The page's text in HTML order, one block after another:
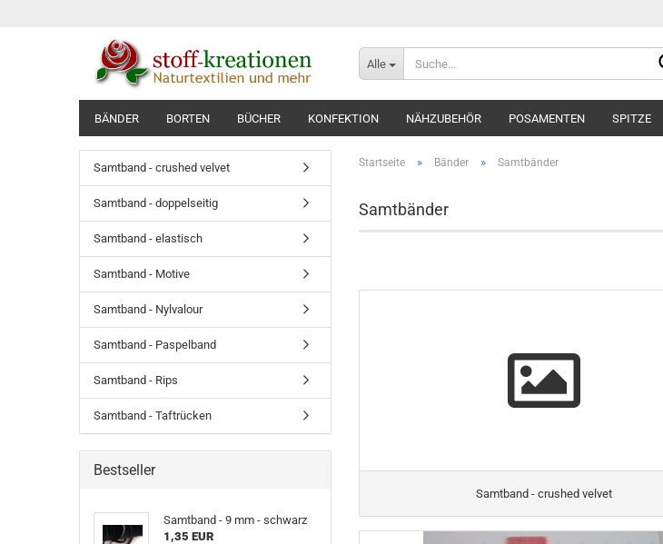
Alle
BÄNDER BORTEN BÜCHER KONFEKTION NÄHZUBEHÖR POSAMENTEN SPITZE
Startseite » Bänder » Samtbänder
Samtbänder
Samtband - crushed velvet
Samtband - crushed velvet
Samtband - doppelseitig
Samtband - elastisch
Samtband - Motive
Samtband - Nylvalour
Samtband - Paspelband
Samtband - Rips
Samtband - Taftrücken
Bestseller
Samtband - 9 mm - schwarz
1,35 EUR